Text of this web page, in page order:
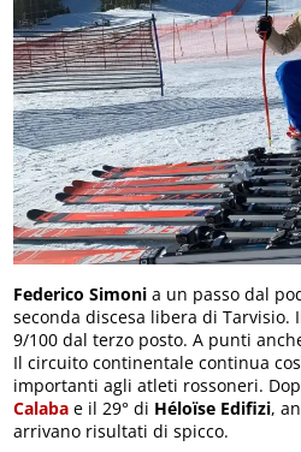
Federico Simoni a un passo dal
seconda discesa libera di Tarvisio.
9/100 dal terzo posto. A punti
Il circuito continentale continua
importanti agli atleti rossoneri.
Calaba e il 29° di Héloïse Edifizi,
arrivano risultati di spicco.